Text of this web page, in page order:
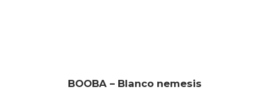
BOOBA – Blanco nemesis